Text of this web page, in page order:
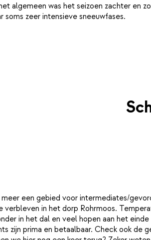
algemeen was het seizoen zachter en
zeer intensieve sneeuwfases.
een gebied voor intermediates/
in het dorp Rohrmoos.
in het dal en veel hopen aan het
prima en betaalbaar. Check ook de